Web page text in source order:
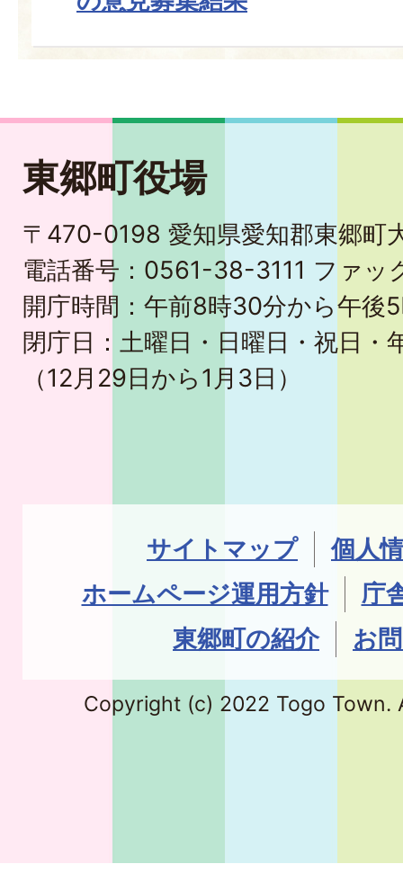
東郷町役場
〒470-0198 愛知県愛知郡東郷町
電話番号：0561-38-3111 ファ
開庁時間：午前8時30分から午後
閉庁日：土曜日・日曜日・祝日・
（12月29日から1月3日）
サイトマップ
個人
ホームページ運用方針
庁
東郷町の紹介
お
Copyright (c) 2022 Togo Town.